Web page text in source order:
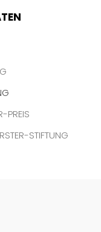
PREIS
STIFTUNG